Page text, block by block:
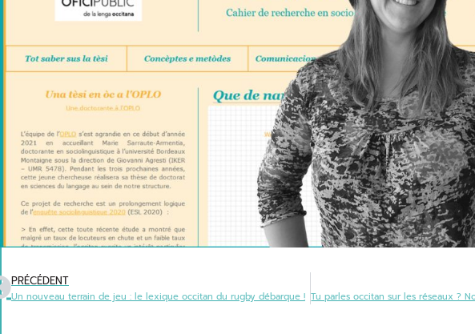
PRÉCÉDENT
Un nouveau terrain de jeu : le lexique occitan du rugby débarque !